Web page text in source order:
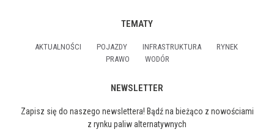
TEMATY
AKTUALNOŚCI POJAZDY INFRASTRUKTURA
RYNEK
PRAWO
WODÓR
NEWSLETTER
Zapisz się do naszego newslettera! Bądź na bieżąco z nowościami
z rynku paliw alternatywnych